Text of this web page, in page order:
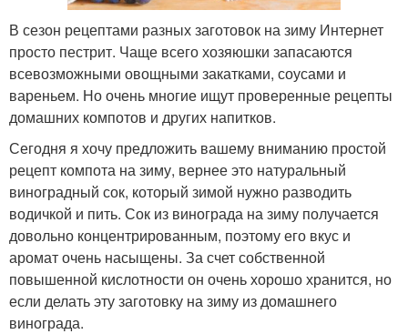
В сезон рецептами разных заготовок на зиму Интернет
просто пестрит. Чаще всего хозяюшки запасаются
всевозможными овощными закатками, соусами и
вареньем. Но очень многие ищут проверенные рецепты
домашних компотов и других напитков.
Сегодня я хочу предложить вашему вниманию простой
рецепт компота на зиму, вернее это натуральный
виноградный сок, который зимой нужно разводить
водичкой и пить. Сок из винограда на зиму получается
довольно концентрированным, поэтому его вкус и
аромат очень насыщены. За счет собственной
повышенной кислотности он очень хорошо хранится, но
если делать эту заготовку на зиму из домашнего
винограда.